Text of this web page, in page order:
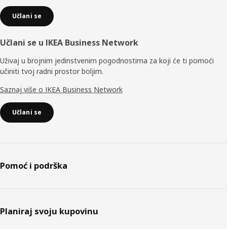
Učlani se
Učlani se u IKEA Business Network
Uživaj u brojnim jedinstvenim pogodnostima za koji će ti pomoći
učiniti tvoj radni prostor boljim.
Saznaj više o IKEA Business Network
Učlani se
Pomoć i podrška
Planiraj svoju kupovinu